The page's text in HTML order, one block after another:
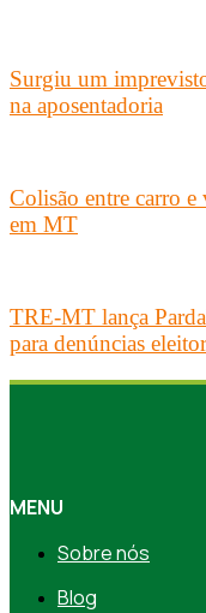
Surgiu um
na aposentadoria
Colisão entre carro
em MT
TRE-MT lança
para denúncias
MENU
Sobre nós
Blog